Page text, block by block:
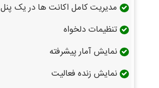
مدیریت کامل اکانت ها در یک پنل
تنظیمات دلخواه
نمایش آمار پیشرفته
نمایش زنده فعالیت